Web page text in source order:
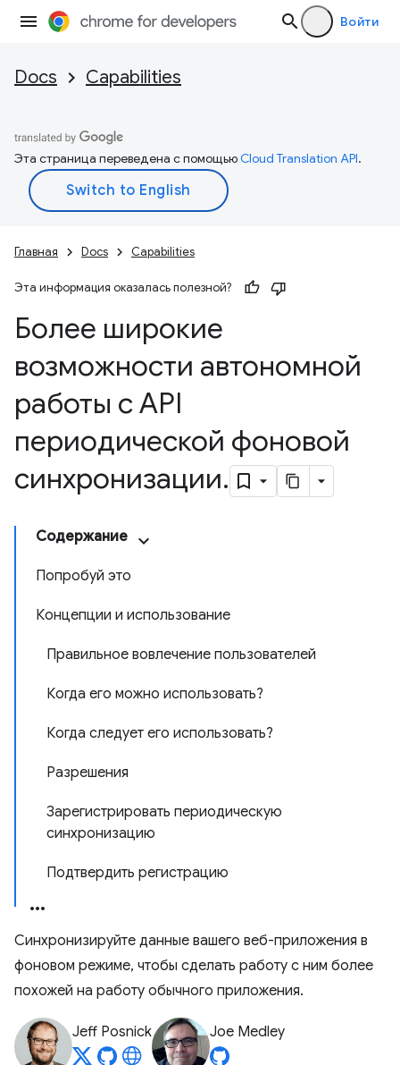
Войти
Docs Capabilities
Эта страница переведена с помощьюCloud Translation API.
Главная Docs Capabilities
Эта информация оказалась полезной?
Более широкие
возможности автономной
работы с API
периодической фоновой
синхронизации.
Содержание
Попробуй это
Концепции и использование
Правильное вовлечение пользователей
Когда его можно использовать?
Когда следует его использовать?
Разрешения
Зарегистрировать периодическую
синхронизацию
Подтвердить регистрацию
Синхронизируйте данные вашего веб-приложения в
фоновом режиме, чтобы сделать работу с ним более
похожей на работу обычного приложения.
Jeff Posnick Joe Medley